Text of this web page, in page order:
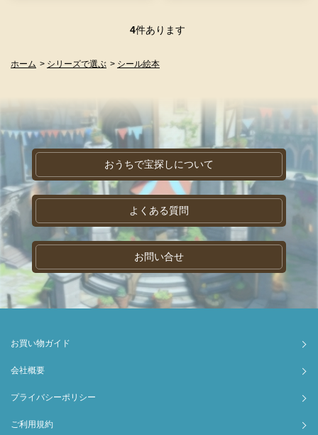
4件あります
ホーム > シリーズで選ぶ > シール絵本
おうちで宝探しについて
よくある質問
お問い合せ
お買い物ガイド
会社概要
プライバシーポリシー
ご利用規約